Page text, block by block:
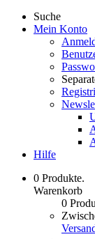
Suche
Mein Konto
Hilfe
0 Produkte.
Warenkorb
0